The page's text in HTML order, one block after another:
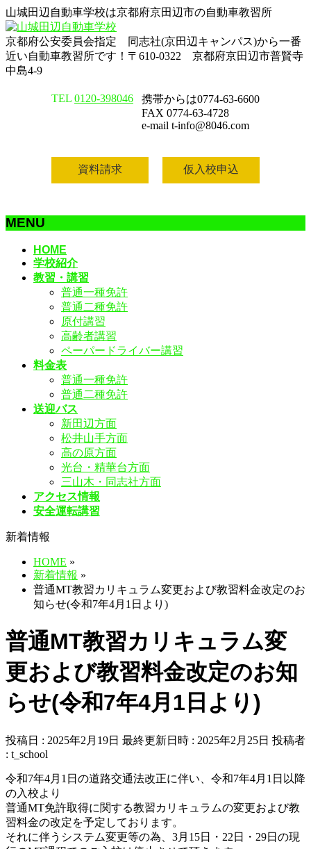
山城田辺自動車学校は京都府京田辺市の自動車教習所
京都府公安委員会指定 同志社(京田辺キャンパス)から一番
近い自動車教習所です！〒610-0322 京都府京田辺市普賢寺
中島4-9
TEL 0120-398046
携帯からは0774-63-6600
FAX 0774-63-4728
e-mail t-info@8046.com
資料請求 仮入校申込
MENU
HOME
学校紹介
教習・講習
普通一種免許
普通二種免許
原付講習
高齢者講習
ペーパードライバー講習
料金表
普通一種免許
普通二種免許
送迎バス
新田辺方面
松井山手方面
高の原方面
光台・精華台方面
三山木・同志社方面
アクセス情報
安全運転講習
新着情報
HOME »
新着情報 »
普通MT教習カリキュラム変更および教習料金改定のお
知らせ(令和7年4月1日より)
普通MT教習カリキュラム変
更および教習料金改定のお知
らせ(令和7年4月1日より)
投稿日 : 2025年2月19日 最終更新日時 : 2025年2月25日 投稿者
: t_school
令和7年4月1日の道路交通法改正に伴い、令和7年4月1日以降
の入校より
普通MT免許取得に関する教習カリキュラムの変更および教
習料金の改定を予定しております。
それに伴うシステム変更等の為、3月15日・22日・29日の現